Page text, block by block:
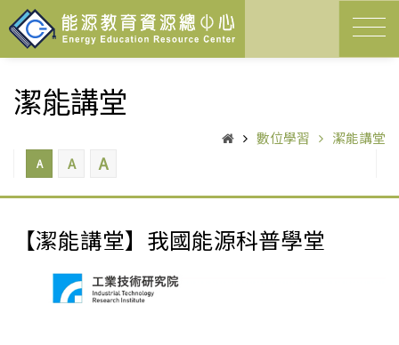
潔能講堂
數位學習 潔能講堂
A A A
【潔能講堂】我國能源科普學堂